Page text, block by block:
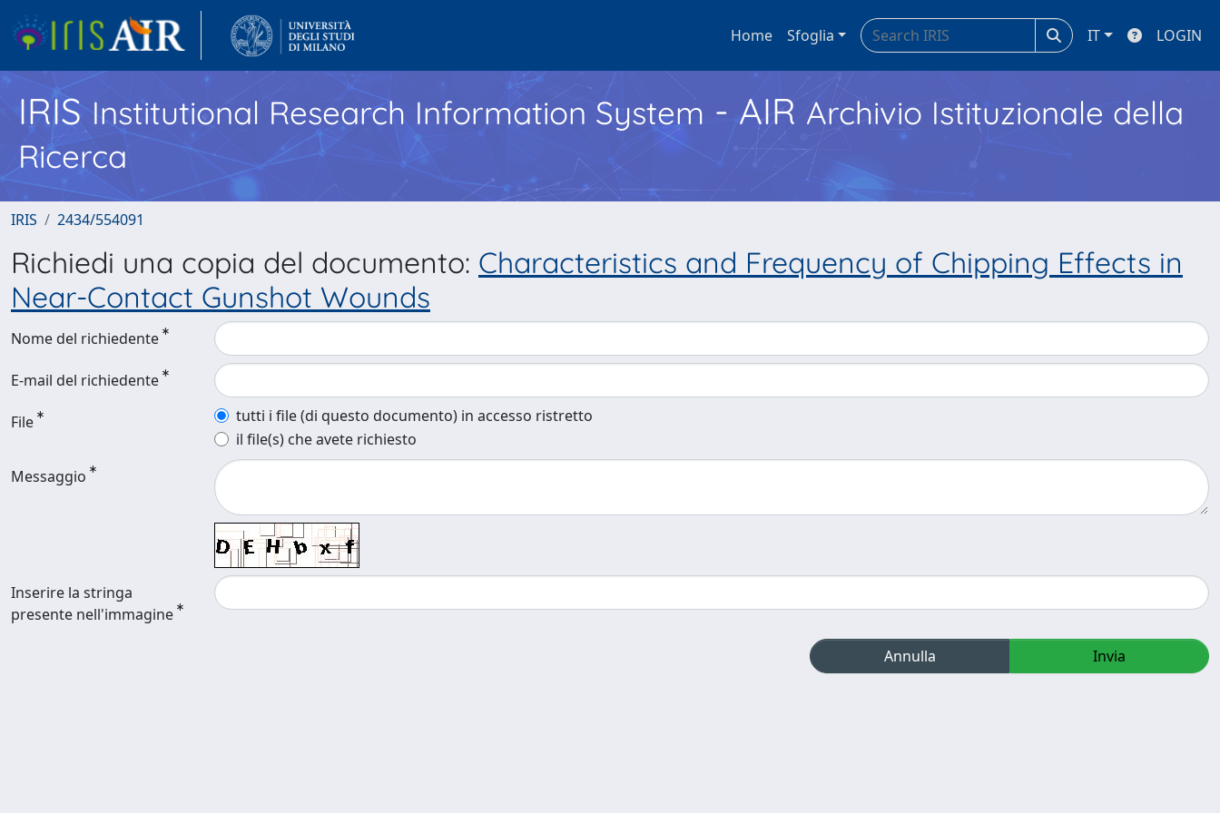
Home Sfoglia IT LOGIN
IRISInstitutional Research Information System - AIR Archivio Istituzionale della
Ricerca
IRIS 2434/554091
Richiedi una copia del documento: Characteristics and Frequency of Chipping Effects in
Near-Contact Gunshot Wounds
Nome del richiedente
E-mail del richiedente
File
tutti i file (di questo documento) in accesso ristretto
il file(s) che avete richiesto
Messaggio
Inserire la stringa
presente nell'immagine
Annulla Invia